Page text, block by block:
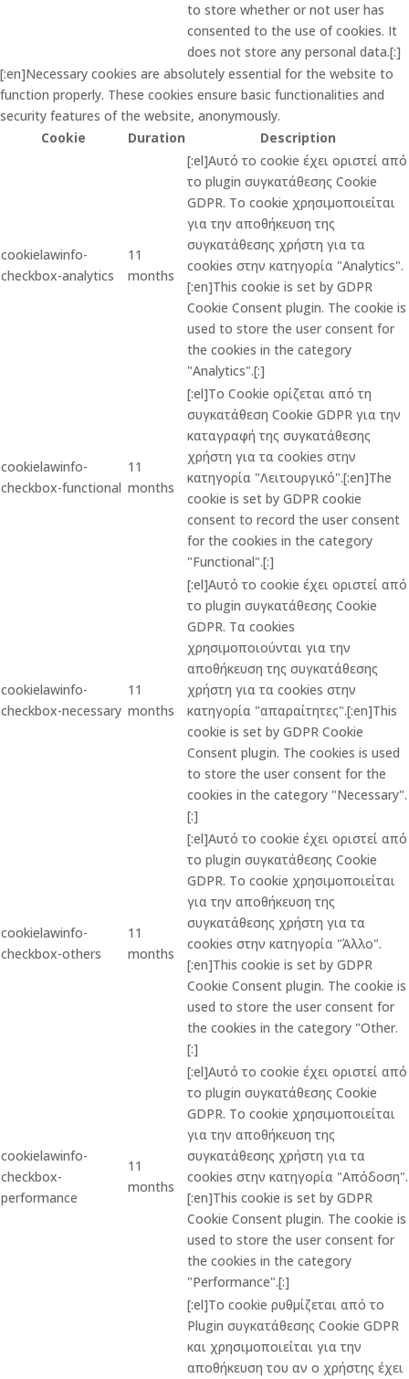
to store whether or not user has
consented to the use of cookies. It
does not store any personal data.[:]
[:en]Necessary cookies are absolutely essential for the website to
function properly. These cookies ensure basic functionalities and
security features of the website, anonymously.
Cookie
Duration Description
cookielawinfo-
checkbox-analytics
11
months
[:el]Αυτό το cookie έχει οριστεί από
το plugin συγκατάθεσης Cookie
GDPR. Το cookie χρησιμοποιείται
για την αποθήκευση της
συγκατάθεσης χρήστη για τα
cookies στην κατηγορία "Analytics".
[:en]This cookie is set by GDPR
Cookie Consent plugin. The cookie is
used to store the user consent for
the cookies in the category
"Analytics".[:]
cookielawinfo-
checkbox-functional
11
months
[:el]Το Cookie ορίζεται από τη
συγκατάθεση Cookie GDPR για την
καταγραφή της συγκατάθεσης
χρήστη για τα cookies στην
κατηγορία "Λειτουργικό".[:en]The
cookie is set by GDPR cookie
consent to record the user consent
for the cookies in the category
"Functional".[:]
cookielawinfo-
checkbox-necessary
11
months
[:el]Αυτό το cookie έχει οριστεί από
το plugin συγκατάθεσης Cookie
GDPR. Τα cookies
χρησιμοποιούνται για την
αποθήκευση της συγκατάθεσης
χρήστη για τα cookies στην
κατηγορία "απαραίτητες".[:en]This
cookie is set by GDPR Cookie
Consent plugin. The cookies is used
to store the user consent for the
cookies in the category "Necessary".
[:]
cookielawinfo-
checkbox-others
11
months
[:el]Αυτό το cookie έχει οριστεί από
το plugin συγκατάθεσης Cookie
GDPR. Το cookie χρησιμοποιείται
για την αποθήκευση της
συγκατάθεσης χρήστη για τα
cookies στην κατηγορία "Άλλο".
[:en]This cookie is set by GDPR
Cookie Consent plugin. The cookie is
used to store the user consent for
the cookies in the category "Other.
[:]
cookielawinfo-
checkbox-
performance
11
months
[:el]Αυτό το cookie έχει οριστεί από
το plugin συγκατάθεσης Cookie
GDPR. Το cookie χρησιμοποιείται
για την αποθήκευση της
συγκατάθεσης χρήστη για τα
cookies στην κατηγορία "Απόδοση".
[:en]This cookie is set by GDPR
Cookie Consent plugin. The cookie is
used to store the user consent for
the cookies in the category
"Performance".[:]
[:el]Το cookie ρυθμίζεται από το
Plugin συγκατάθεσης Cookie GDPR
και χρησιμοποιείται για την
αποθήκευση του αν ο χρήστης έχει